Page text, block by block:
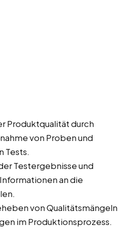
Produktqualität durch
von Proben und
Tests.
Testergebnisse und
an die
von Qualitätsmängeln
im Produktionsprozess.